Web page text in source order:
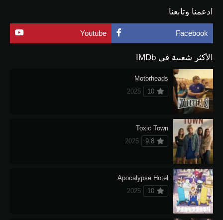
ادعمنا وتابعنا
Facebook
Youtube
الأكثر شعبية في IMDb
Motorheads
10
2025
Toxic Town
9.8
2025
Apocalypse Hotel
10
2025